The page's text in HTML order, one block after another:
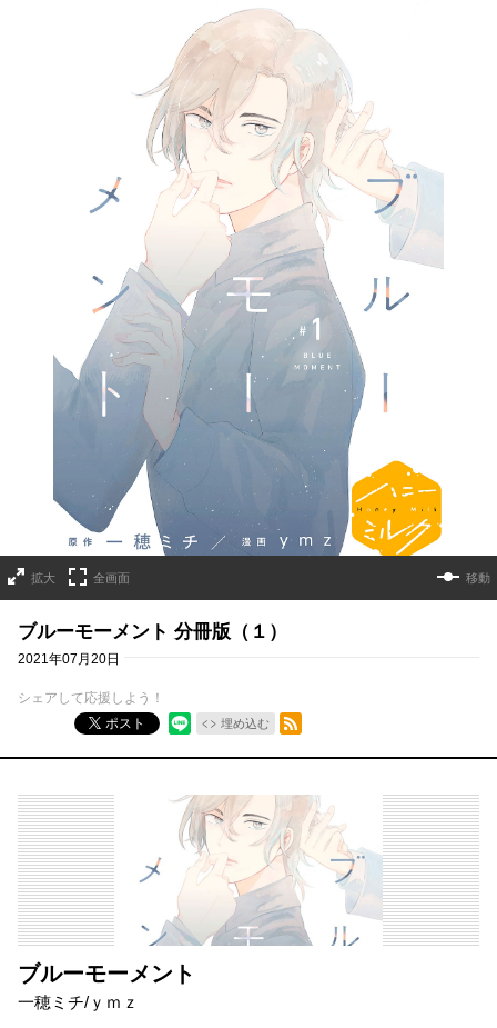
拡大 全画面 移動
ブルーモーメント 分冊版（１）
2021年07月20日
シェアして応援しよう！
ポスト
埋め込む
RSSフィード
ブルーモーメント
一穂ミチ/ ｙｍｚ